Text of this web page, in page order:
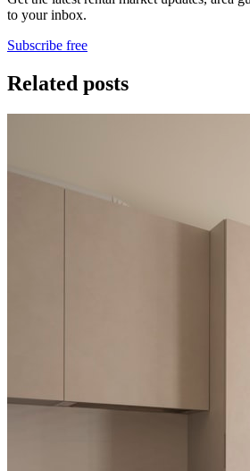
to your inbox.
Subscribe free
Related posts